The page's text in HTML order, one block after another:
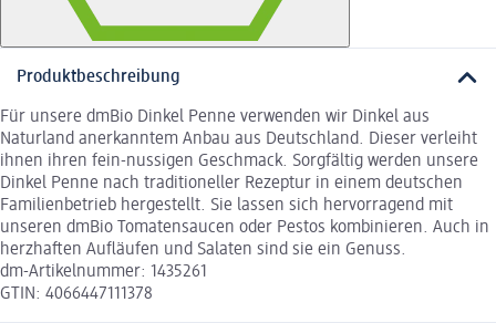
Produktbeschreibung
Für unsere dmBio Dinkel Penne verwenden wir Dinkel aus
Naturland anerkanntem Anbau aus Deutschland. Dieser verleiht
ihnen ihren fein-nussigen Geschmack. Sorgfältig werden unsere
Dinkel Penne nach traditioneller Rezeptur in einem deutschen
Familienbetrieb hergestellt. Sie lassen sich hervorragend mit
unseren dmBio Tomatensaucen oder Pestos kombinieren. Auch in
herzhaften Aufläufen und Salaten sind sie ein Genuss.
dm-Artikelnummer: 1435261
GTIN: 4066447111378